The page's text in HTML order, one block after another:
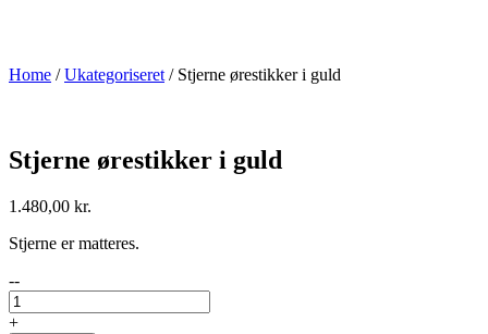
Home /Ukategoriseret / Stjerne ørestikker i guld
Stjerne ørestikker i guld
1.480,00 kr.
Stjerne er matteres.
--
+